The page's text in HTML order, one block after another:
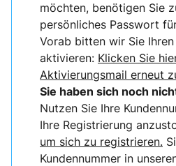
möchten, benötigen Sie
persönliches Passwort
Vorab bitten wir Sie
aktivieren: Klicken Sie
Aktivierungsmail erneut
Sie haben sich noch
Nutzen Sie Ihre
Ihre Registrierung
um sich zu registrieren.
Kundennummer in